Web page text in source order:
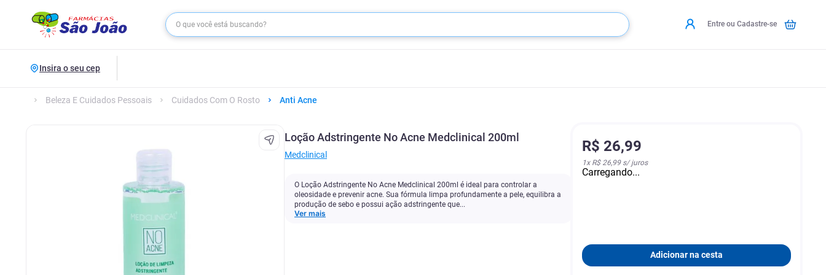
Entre ou Cadastre-se
Insira o seu cep
Beleza E Cuidados Pessoais Cuidados Com O Rosto Anti Acne
Loção Adstringente No Acne Medclinical 200ml
Medclinical
O Loção Adstringente No Acne Medclinical 200ml é ideal para controlar a
oleosidade e prevenir acne. Sua fórmula limpa profundamente a pele, equilibra a
produção de sebo e possui ação adstringente que...
Ver mais
R$ 26,99
1x R$ 26,99s/ juros
Carregando...
Adicionar na cesta